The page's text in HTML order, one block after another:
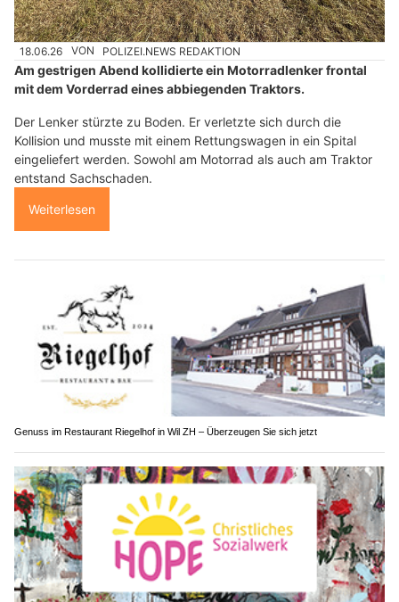
18.06.26 VON POLIZEI.NEWS REDAKTION
Am gestrigen Abend kollidierte ein Motorradlenker frontal
mit dem Vorderrad eines abbiegenden Traktors.
Der Lenker stürzte zu Boden. Er verletzte sich durch die
Kollision und musste mit einem Rettungswagen in ein Spital
eingeliefert werden. Sowohl am Motorrad als auch am Traktor
entstand Sachschaden.
Weiterlesen
Genuss im Restaurant Riegelhof in Wil ZH – Überzeugen Sie sich jetzt